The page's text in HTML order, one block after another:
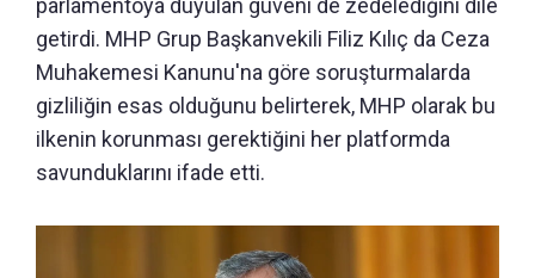
getirdi. MHP Grup Başkanvekili Filiz Kılıç da Ceza
Muhakemesi Kanunu'na göre soruşturmalarda
gizliliğin esas olduğunu belirterek, MHP olarak bu
ilkenin korunması gerektiğini her platformda
savunduklarını ifade etti.